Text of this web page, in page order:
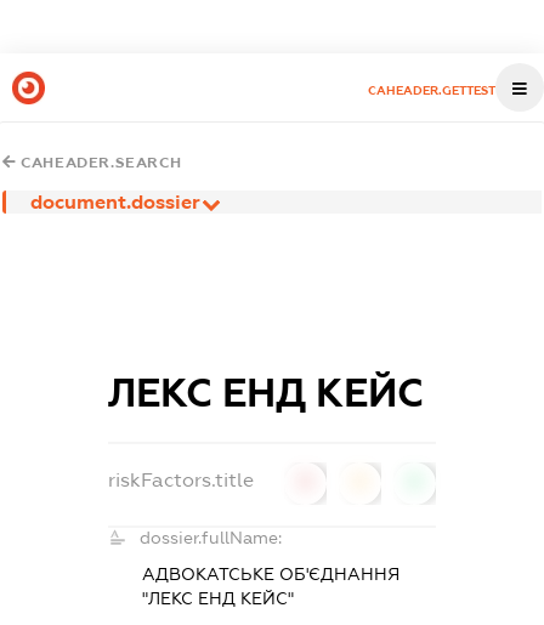
CAHEADER.GETTEST
CAHEADER.SEARCH
document.dossier
ЛЕКС ЕНД КЕЙС
riskFactors.title
dossier.fullName:
АДВОКАТСЬКЕ ОБ'ЄДНАННЯ
"ЛЕКС ЕНД КЕЙС"